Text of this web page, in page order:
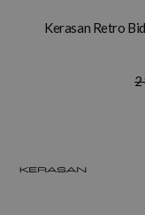
Kerasan Retro
2